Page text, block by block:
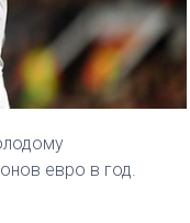
евро в год.